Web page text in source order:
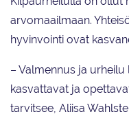
arvomaailmaan.
hyvinvointi ovat
– Valmennus ja
kasvattavat ja
tarvitsee, Aliisa